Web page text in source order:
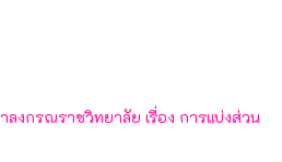
งกรณราชวิทยาลัย เรื่อง การแบ่งส่วน